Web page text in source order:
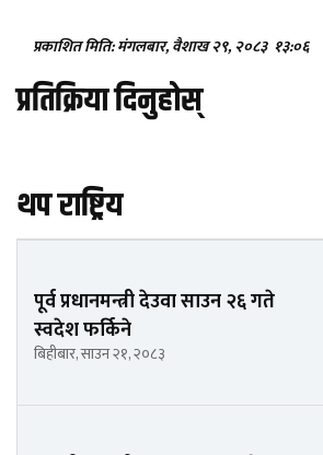
प्रकाशित मिति: मंगलबार, वैशाख २९, २०८३ १३:०६
प्रतिक्रिया दिनुहोस्
थप राष्ट्रिय
पूर्व प्रधानमन्त्री देउवा साउन २६ गते
स्वदेश फर्किने
बिहीबार, साउन २१, २०८३